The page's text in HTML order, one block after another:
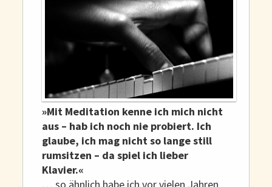
»Mit Meditation kenne ich mich nicht
aus – hab ich noch nie probiert. Ich
glaube, ich mag nicht so lange still
rumsitzen – da spiel ich lieber
Klavier.«